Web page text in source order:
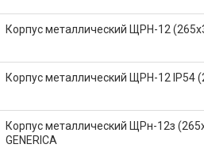
Корпус металлический ЩРН-12
Корпус металлический ЩРН-12 IP54
Корпус металлический ЩРн-12з
GENERICA